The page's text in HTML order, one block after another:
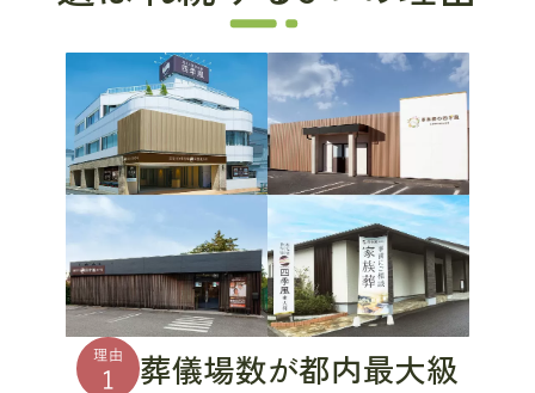
理由
1 葬儀場数が都内最大級